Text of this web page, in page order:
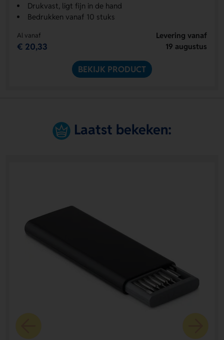
Drukvast, ligt fijn in de hand
Bedrukken vanaf 10 stuks
Al vanaf
€ 20,33
Levering vanaf
19 augustus
BEKIJK PRODUCT
Laatst bekeken: